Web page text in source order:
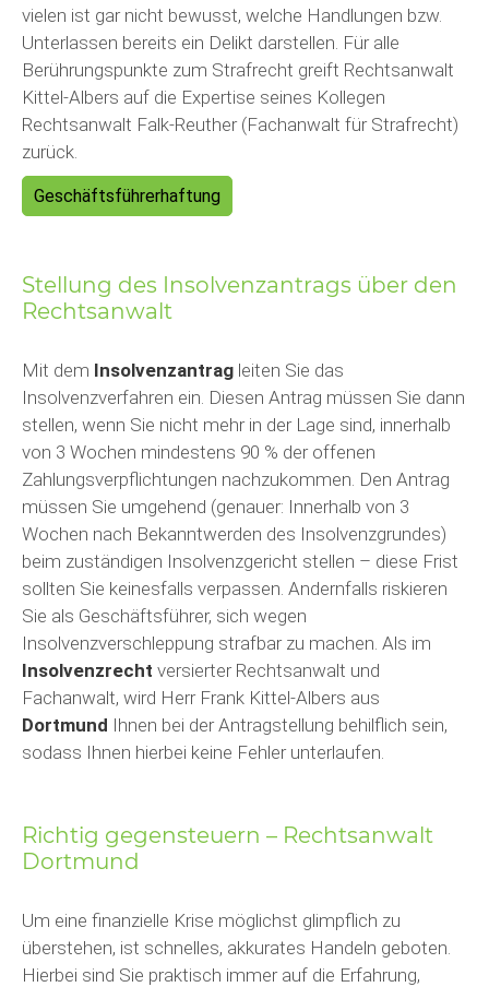
vielen ist gar nicht bewusst, welche Handlungen bzw.
Unterlassen bereits ein Delikt darstellen. Für alle
Berührungspunkte zum Strafrecht greift Rechtsanwalt
Kittel-Albers auf die Expertise seines Kollegen
Rechtsanwalt Falk-Reuther (Fachanwalt für Strafrecht)
zurück.
Geschäftsführerhaftung
Stellung des Insolvenzantrags über den
Rechtsanwalt
Mit dem Insolvenzantrag leiten Sie das
Insolvenzverfahren ein. Diesen Antrag müssen Sie dann
stellen, wenn Sie nicht mehr in der Lage sind, innerhalb
von 3 Wochen mindestens 90 % der offenen
Zahlungsverpflichtungen nachzukommen. Den Antrag
müssen Sie umgehend (genauer: Innerhalb von 3
Wochen nach Bekanntwerden des Insolvenzgrundes)
beim zuständigen Insolvenzgericht stellen – diese Frist
sollten Sie keinesfalls verpassen. Andernfalls riskieren
Sie als Geschäftsführer, sich wegen
Insolvenzverschleppung strafbar zu machen. Als im
Insolvenzrecht versierter Rechtsanwalt und
Fachanwalt, wird Herr Frank Kittel-Albers aus
Dortmund Ihnen bei der Antragstellung behilflich sein,
sodass Ihnen hierbei keine Fehler unterlaufen.
Richtig gegensteuern – Rechtsanwalt
Dortmund
Um eine finanzielle Krise möglichst glimpflich zu
überstehen, ist schnelles, akkurates Handeln geboten.
Hierbei sind Sie praktisch immer auf die Erfahrung,